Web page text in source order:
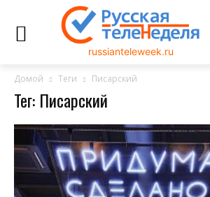
russianteleweek.ru
Домой Теги Писарский
Тег: Писарский